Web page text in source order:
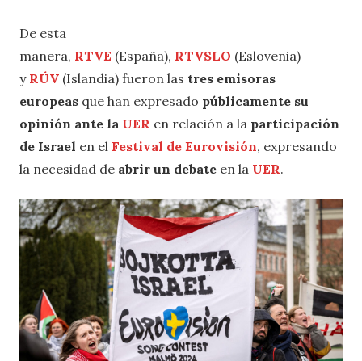
De esta
manera, RTVE (España), RTVSLO (Eslovenia)
y RÚV (Islandia) fueron las tres emisoras
europeas que han expresado públicamente su
opinión ante la UER en relación a la participación
de Israel en el Festival de Eurovisión, expresando
la necesidad de abrir un debate en la UER.